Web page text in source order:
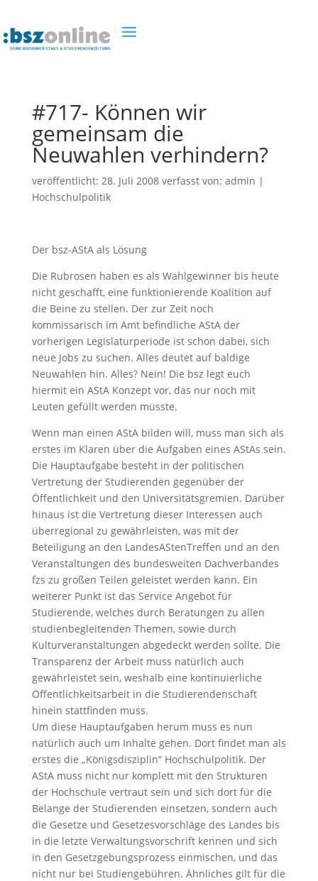
#717- Können wir
gemeinsam die
Neuwahlen verhindern?
veröffentlicht: 28. Juli 2008verfasst von: admin |
Hochschulpolitik
Der bsz-AStA als Lösung
Die Rubrosen haben es als Wahlgewinner bis heute
nicht geschafft, eine funktionierende Koalition auf
die Beine zu stellen. Der zur Zeit noch
kommissarisch im Amt befindliche AStA der
vorherigen Legislaturperiode ist schon dabei, sich
neue Jobs zu suchen. Alles deutet auf baldige
Neuwahlen hin. Alles? Nein! Die bsz legt euch
hiermit ein AStA Konzept vor, das nur noch mit
Leuten gefüllt werden müsste.
Wenn man einen AStA bilden will, muss man sich als
erstes im Klaren über die Aufgaben eines AStAs sein.
Die Hauptaufgabe besteht in der politischen
Vertretung der Studierenden gegenüber der
Öffentlichkeit und den Universitätsgremien. Darüber
hinaus ist die Vertretung dieser Interessen auch
überregional zu gewährleisten, was mit der
Beteiligung an den LandesAStenTreffen und an den
Veranstaltungen des bundesweiten Dachverbandes
fzs zu großen Teilen geleistet werden kann. Ein
weiterer Punkt ist das Service Angebot für
Studierende, welches durch Beratungen zu allen
studienbegleitenden Themen, sowie durch
Kulturveranstaltungen abgedeckt werden sollte. Die
Transparenz der Arbeit muss natürlich auch
gewährleistet sein, weshalb eine kontinuierliche
Öffentlichkeitsarbeit in die Studierendenschaft
hinein stattfinden muss.
Um diese Hauptaufgaben herum muss es nun
natürlich auch um Inhalte gehen. Dort findet man als
erstes die „Königsdisziplin“ Hochschulpolitik. Der
AStA muss nicht nur komplett mit den Strukturen
der Hochschule vertraut sein und sich dort für die
Belange der Studierenden einsetzen, sondern auch
die Gesetze und Gesetzesvorschläge des Landes bis
in die letzte Verwaltungsvorschrift kennen und sich
in den Gesetzgebungsprozess einmischen, und das
nicht nur bei Studiengebühren. Ähnliches gilt für die